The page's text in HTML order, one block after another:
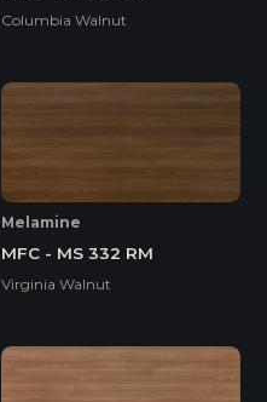
Columbia Walnut
Melamine
MFC - MS 332 RM
Virginia Walnut